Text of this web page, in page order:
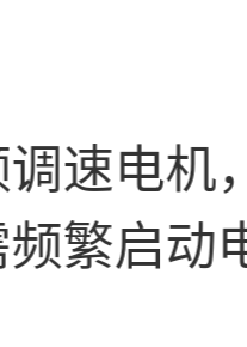
速电机
繁启动